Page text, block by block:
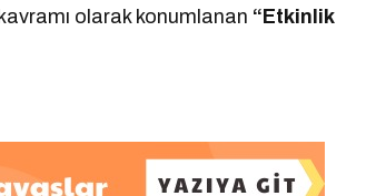
olarak konumlanan “Etkinlik